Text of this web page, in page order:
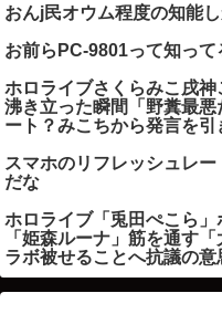
おんj民オウム程度の知能
お前らPC-9801って知って
ホロライブさくらみこ戌
沸き立った瞬間「野糞最
ート？みこちから発言を引
スマホのリフレッシュレ
だな
ホロライブ「兎田ぺこら
「姫森ルーナ」筋を通す
ラボ被せることへ抗議の意